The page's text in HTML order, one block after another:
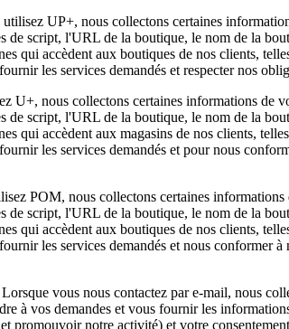
UP+, nous collectons certaines
de script, l'URL de la boutique, le nom de la
qui accèdent aux boutiques de nos clients,
les services demandés et respecter nos
U+, nous collectons certaines informations de
de script, l'URL de la boutique, le nom de la
qui accèdent aux magasins de nos clients,
les services demandés et pour nous
POM, nous collectons certaines informations
de script, l'URL de la boutique, le nom de la
qui accèdent aux boutiques de nos clients,
les services demandés et nous conformer
Lorsque vous nous contactez par e-mail, nous
à vos demandes et vous fournir les
promouvoir notre activité) et votre